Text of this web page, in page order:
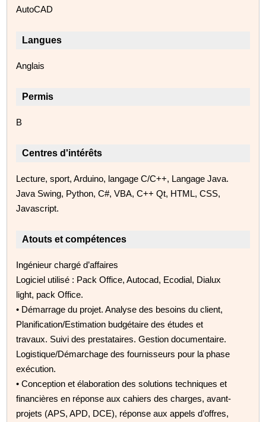
AutoCAD
Langues
Anglais
Permis
B
Centres d'intérêts
Lecture, sport, Arduino, langage C/C++, Langage Java.
Java Swing, Python, C#, VBA, C++ Qt, HTML, CSS,
Javascript.
Atouts et compétences
Ingénieur chargé d’affaires
Logiciel utilisé : Pack Office, Autocad, Ecodial, Dialux
light, pack Office.
• Démarrage du projet. Analyse des besoins du client,
Planification/Estimation budgétaire des études et
travaux. Suivi des prestataires. Gestion documentaire.
Logistique/Démarchage des fournisseurs pour la phase
exécution.
• Conception et élaboration des solutions techniques et
financières en réponse aux cahiers des charges, avant-
projets (APS, APD, DCE), réponse aux appels d’offres,